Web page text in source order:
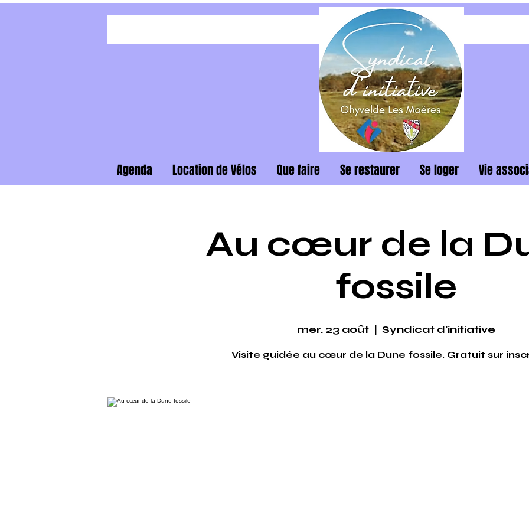
Agenda Location de Vélos Que faire Se restaurer Se loger Vie
Au cœur de la
fossile
mer. 23 août Syndicat d'initiative
Visite guidée au cœur de la Dune fossile. Gratuit sur